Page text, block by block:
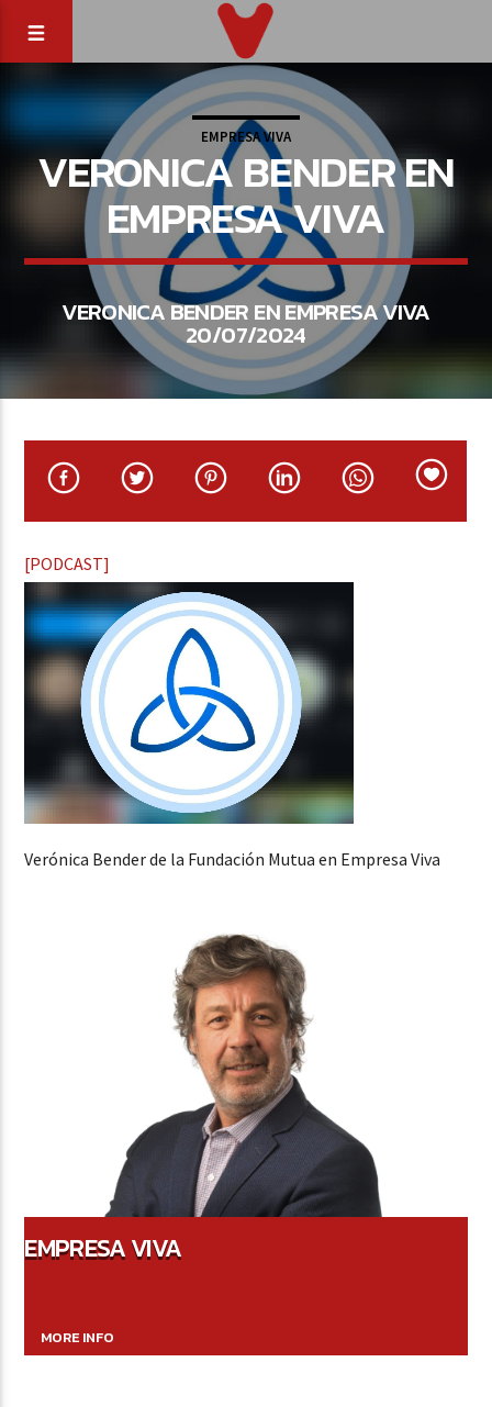
EMPRESA VIVA
VERONICA BENDER EN
EMPRESA VIVA
VERONICA BENDER EN EMPRESA VIVA
20/07/2024
[PODCAST]
Verónica Bender de la Fundación Mutua en Empresa Viva
EMPRESA VIVA
MORE INFO